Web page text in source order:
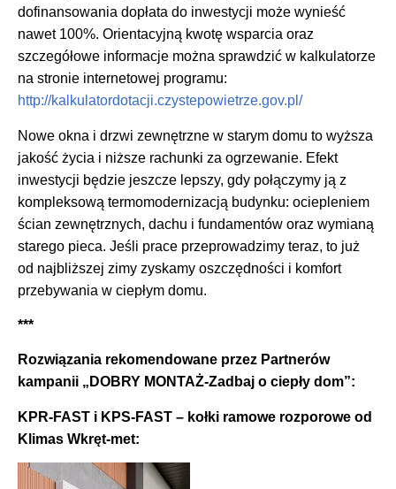
dofinansowania dopłata do inwestycji może wynieść
nawet 100%. Orientacyjną kwotę wsparcia oraz
szczegółowe informacje można sprawdzić w kalkulatorze
na stronie internetowej programu:
http://kalkulatordotacji.czystepowietrze.gov.pl/
Nowe okna i drzwi zewnętrzne w starym domu to wyższa
jakość życia i niższe rachunki za ogrzewanie. Efekt
inwestycji będzie jeszcze lepszy, gdy połączymy ją z
kompleksową termomodernizacją budynku: ociepleniem
ścian zewnętrznych, dachu i fundamentów oraz wymianą
starego pieca. Jeśli prace przeprowadzimy teraz, to już
od najbliższej zimy zyskamy oszczędności i komfort
przebywania w ciepłym domu.
***
Rozwiązania rekomendowane przez Partnerów
kampanii „DOBRY MONTAŻ-Zadbaj o ciepły dom”:
KPR-FAST i KPS-FAST – kołki ramowe rozporowe od
Klimas Wkręt-met: